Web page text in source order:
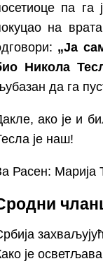
па га
на
„Ја
Никола
да га
ако је и
је наш!
Расен: Марија
је